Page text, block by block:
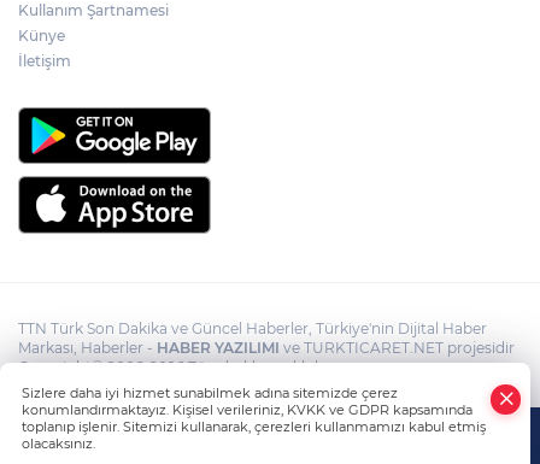
Kullanım Şartnamesi
Künye
İletişim
TTN Türk Son Dakika ve Güncel Haberler, Türkiye'nin Dijital Haber
Markası, Haberler - HABER YAZILIMI ve TURKTICARET.NET projesidir
Copyright© 2006-2026 Tüm hakları saklıdır.
Sizlere daha iyi hizmet sunabilmek adına sitemizde çerez
konumlandırmaktayız. Kişisel verileriniz, KVKK ve GDPR kapsamında
toplanıp işlenir. Sitemizi kullanarak, çerezleri kullanmamızı kabul etmiş
olacaksınız.